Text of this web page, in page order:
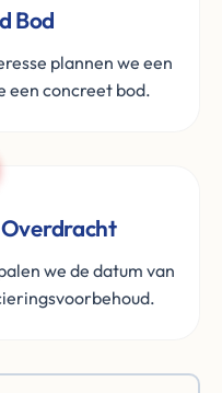
Bod
plannen we een
een concreet bod.
we de datum van